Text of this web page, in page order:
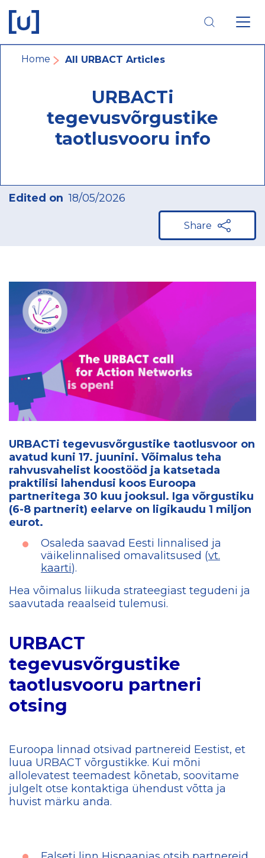
main
navigation
main
content
footer
navigation
Breadcrumb
Home All URBACT Articles
URBACTi
tegevusvõrgustike
taotlusvooru info
Edited on 18/05/2026
Share
URBACTi tegevusvõrgustike taotlusvoor on
avatud kuni 17. juunini. Võimalus teha
rahvusvahelist koostööd ja katsetada
praktilisi lahendusi koos Euroopa
partneritega 30 kuu jooksul. Iga võrgustiku
(6-8 partnerit) eelarve on ligikaudu 1 miljon
eurot.
Osaleda saavad Eesti linnalised ja
väikelinnalised omavalitsused (vt.
kaarti).
Hea võimalus liikuda strateegiast tegudeni ja
saavutada reaalseid tulemusi.
URBACT
tegevusvõrgustike
taotlusvooru partneri
otsing
Euroopa linnad otsivad partnereid Eestist, et
luua URBACT võrgustikke. Kui mõni
allolevatest teemadest kõnetab, soovitame
julgelt otse kontaktiga ühendust võtta ja
huvist märku anda.